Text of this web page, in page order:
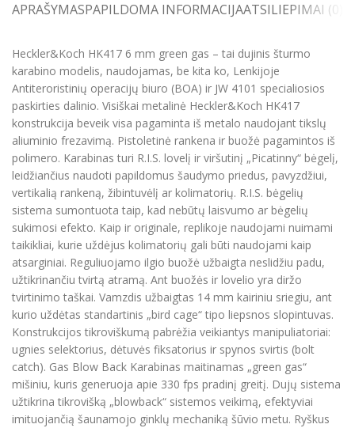
APRAŠYMASPAPILDOMA INFORMACIJAATSILIEPIMAI (0)
Heckler&Koch HK417 6 mm green gas – tai dujinis šturmo
karabino modelis, naudojamas, be kita ko, Lenkijoje
Antiteroristinių operacijų biuro (BOA) ir JW 4101 specialiosios
paskirties dalinio. Visiškai metalinė Heckler&Koch HK417
konstrukcija beveik visa pagaminta iš metalo naudojant tikslų
aliuminio frezavimą. Pistoletinė rankena ir buožė pagamintos iš
polimero. Karabinas turi R.I.S. lovelį ir viršutinį „Picatinny“ bėgelį,
leidžiančius naudoti papildomus šaudymo priedus, pavyzdžiui,
vertikalią rankeną, žibintuvėlį ar kolimatorių. R.I.S. bėgelių
sistema sumontuota taip, kad nebūtų laisvumo ar bėgelių
sukimosi efekto. Kaip ir originale, replikoje naudojami nuimami
taikikliai, kurie uždėjus kolimatorių gali būti naudojami kaip
atsarginiai. Reguliuojamo ilgio buožė užbaigta neslidžiu padu,
užtikrinančiu tvirtą atramą. Ant buožės ir lovelio yra diržo
tvirtinimo taškai. Vamzdis užbaigtas 14 mm kairiniu sriegiu, ant
kurio uždėtas standartinis „bird cage“ tipo liepsnos slopintuvas.
Konstrukcijos tikroviškumą pabrėžia veikiantys manipuliatoriai:
ugnies selektorius, dėtuvės fiksatorius ir spynos svirtis (bolt
catch). Gas Blow Back Karabinas maitinamas „green gas“
mišiniu, kuris generuoja apie 330 fps pradinį greitį. Dujų sistema
užtikrina tikrovišką „blowback“ sistemos veikimą, efektyviai
imituojančią šaunamojo ginklų mechaniką šūvio metu. Ryškus